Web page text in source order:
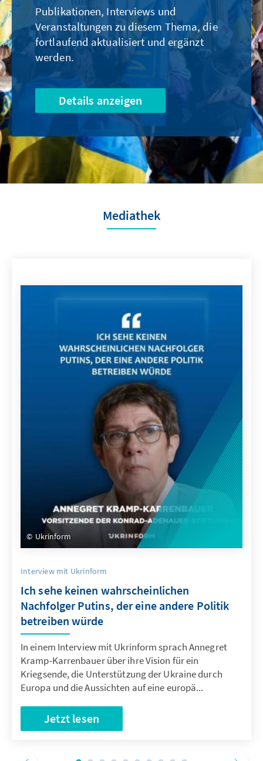
Publikationen, Interviews und
Veranstaltungen zu diesem Thema, die
fortlaufend aktualisiert und ergänzt
werden.
Details anzeigen
Mediathek
Ukrinform
Interview mit Ukrinform
Ich sehe keinen wahrscheinlichen
Nachfolger Putins, der eine andere Politik
betreiben würde
In einem Interview mit Ukrinform sprach Annegret
Kramp-Karrenbauer über ihre Vision für ein
Kriegsende, die Unterstützung der Ukraine durch
Europa und die Aussichten auf eine europä...
Jetzt lesen